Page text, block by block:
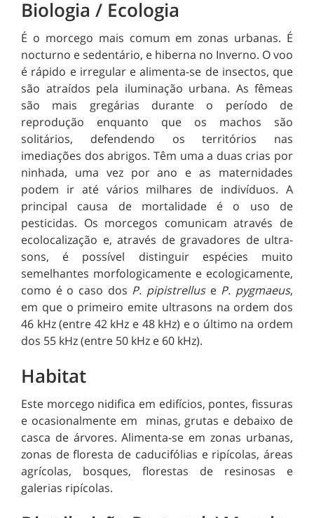
Biologia / Ecologia
É o morcego mais comum em zonas urbanas. É
nocturno e sedentário, e hiberna no Inverno. O voo
é rápido e irregular e alimenta-se de insectos, que
são atraídos pela iluminação urbana. As fêmeas
são mais gregárias durante o período de
reprodução enquanto que os machos são
solitários, defendendo os territórios nas
imediações dos abrigos. Têm uma a duas crias por
ninhada, uma vez por ano e as maternidades
podem ir até vários milhares de indivíduos. A
principal causa de mortalidade é o uso de
pesticidas. Os morcegos comunicam através de
ecolocalização e, através de gravadores de ultra-
sons, é possível distinguir espécies muito
semelhantes morfologicamente e ecologicamente,
como é o caso dos P. pipistrelluse P. pygmaeus,
em que o primeiro emite ultrasons na ordem dos
46 kHz (entre 42 kHz e 48 kHz) e o último na ordem
dos 55 kHz (entre 50 kHz e 60 kHz).
Habitat
Este morcego nidifica em edifícios, pontes, fissuras
e ocasionalmente em
minas, grutas e debaixo de
casca de árvores. Alimenta-se em zonas urbanas,
zonas de floresta de caducifólias e ripícolas, áreas
agrícolas, bosques, florestas de resinosas e
galerias ripícolas.